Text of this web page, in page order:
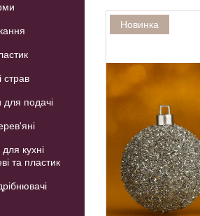
Новинка
страв
для подачі
кухні
та пластик